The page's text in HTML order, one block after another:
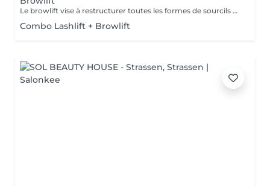
Le browlift vise à restructurer toutes les formes de sourcils et à mettre en valeur leur caractère naturel, ce qui a pour effet d'intensifier le regard.
Combo Lashlift + Browlift